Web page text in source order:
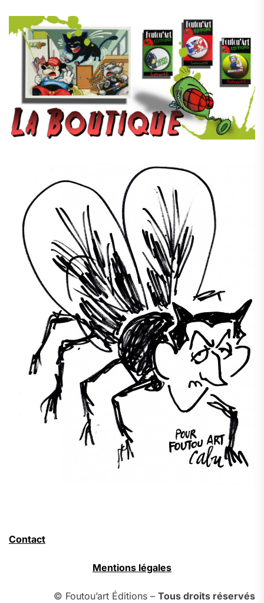
Contact
Mentions légales
© Foutou’art Éditions – Tous droits réservés